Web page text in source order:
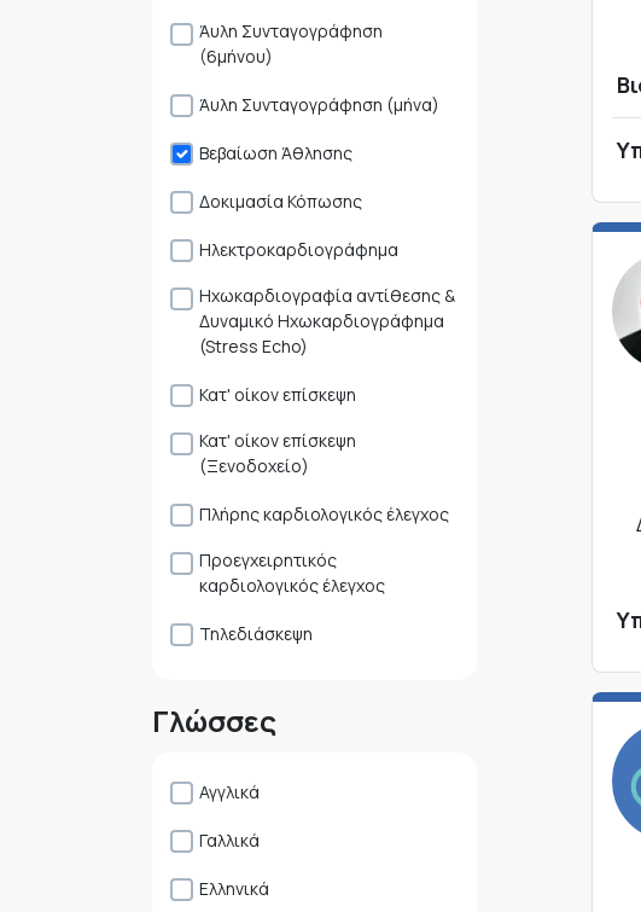
Άυλη Συνταγογράφηση
(6μήνου)
Άυλη Συνταγογράφηση (μήνα)
Βεβαίωση Άθλησης
Δοκιμασία Κόπωσης
Ηλεκτροκαρδιογράφημα
Ηχωκαρδιογραφία αντίθεσης &
Δυναμικό Ηχωκαρδιογράφημα
(Stress Echo)
Κατ' οίκον επίσκεψη
Κατ' οίκον επίσκεψη
(Ξενοδοχείο)
Πλήρης καρδιολογικός έλεγχος
Προεγχειρητικός
καρδιολογικός έλεγχος
Τηλεδιάσκεψη
Γλώσσες
Αγγλικά
Γαλλικά
Ελληνικά